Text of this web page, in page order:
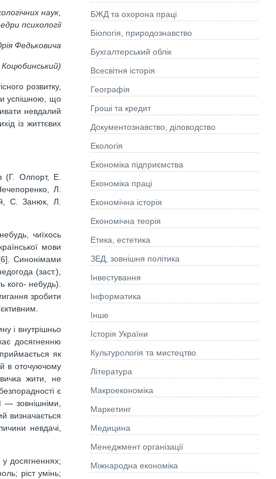
наук,
психології
Федьковича
розвитку,
успішною, що
невдалий
із життєвих
(Г. Олпорт, Е.
Л.
С. Занюк, Л.
чиїхось
мови
Синонімами
(заст.),
кого- небудь).
зробити
і внутрішньо
досягненню
як
в оточуючому
жити, не
є
— зовнішніми,
визначається
невдачі,
досягненнях;
ріст умінь;
БЖД та охорона праці
Біологія, природознавство
Бухгалтерський облік
Всесвітня історія
Географія
Гроші та кредит
Документознавство, діловодство
Екологія
Економіка підприємства
Економіка праці
Економічна історія
Економічна теорія
Етика, естетика
ЗЕД, зовнішня політика
Інвестування
Інформатика
Інше
Історія України
Культурологія та мистецтво
Літературa
Макроекономіка
Маркетинг
Медицина
Менеджмент організації
Міжнародна економіка